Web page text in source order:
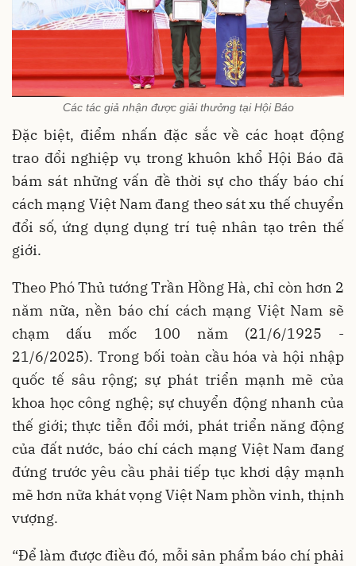
Các tác giả nhận được giải thưởng tại Hội Báo
Đặc biệt, điểm nhấn đặc sắc về các hoạt động
trao đổi nghiệp vụ trong khuôn khổ Hội Báo đã
bám sát những vấn đề thời sự cho thấy báo chí
cách mạng Việt Nam đang theo sát xu thế chuyển
đổi số, ứng dụng dụng trí tuệ nhân tạo trên thế
giới.
Theo Phó Thủ tướng Trần Hồng Hà, chỉ còn hơn 2
năm nữa, nền báo chí cách mạng Việt Nam sẽ
chạm dấu mốc 100 năm (21/6/1925 -
21/6/2025). Trong bối toàn cầu hóa và hội nhập
quốc tế sâu rộng; sự phát triển mạnh mẽ của
khoa học công nghệ; sự chuyển động nhanh của
thế giới; thực tiễn đổi mới, phát triển năng động
của đất nước, báo chí cách mạng Việt Nam đang
đứng trước yêu cầu phải tiếp tục khơi dậy mạnh
mẽ hơn nữa khát vọng Việt Nam phồn vinh, thịnh
vượng.
“Để làm được điều đó, mỗi sản phẩm báo chí phải